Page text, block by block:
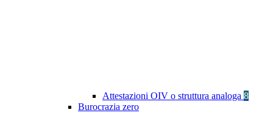
Attestazioni OIV o struttura analoga 8
Burocrazia zero